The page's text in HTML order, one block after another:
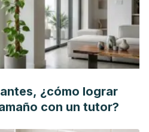
¿cómo lograr
con un tutor?